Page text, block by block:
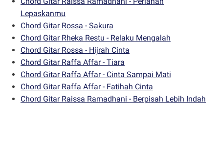
Lepaskanmu
Chord Gitar Rossa - Sakura
Chord Gitar Rheka Restu - Relaku Mengalah
Chord Gitar Rossa - Hijrah Cinta
Chord Gitar Raffa Affar - Tiara
Chord Gitar Raffa Affar - Cinta Sampai Mati
Chord Gitar Raffa Affar - Fatihah Cinta
Chord Gitar Raissa Ramadhani - Berpisah Lebih Indah